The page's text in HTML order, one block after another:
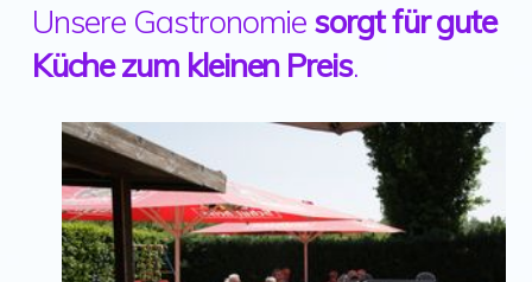
Unsere Gastronomie sorgt für gute
Küche zum kleinen Preis.